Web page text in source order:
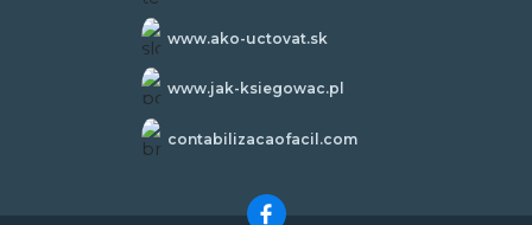
www.ako-uctovat.sk
www.jak-ksiegowac.pl
contabilizacaofacil.com